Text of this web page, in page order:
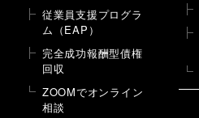
従業員支援プログラ
ム（EAP）
完全成功報酬型債権
回収
ZOOMでオンライン
相談